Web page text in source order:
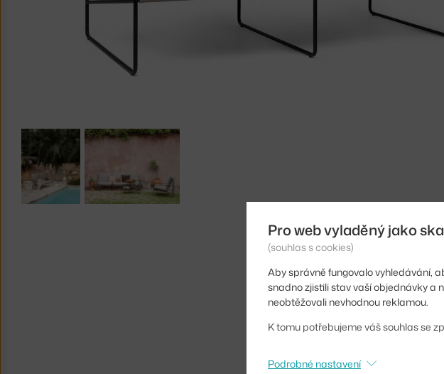
Pro web vyladěný jako
(souhlas s cookies)
Aby správně fungovalo vyhledávání,
snadno zjistili stav vaší objednávky a
neobtěžovali nevhodnou reklamou.
K tomu potřebujeme váš souhlas se
Podrobné nastavení